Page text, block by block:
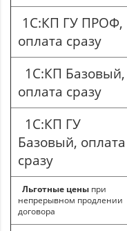
1С:КП ГУ ПРОФ,
оплата сразу
1С:КП Базовый,
оплата сразу
1С:КП ГУ
Базовый, оплата
сразу
Льготные цены при
непрерывном продлении
договора